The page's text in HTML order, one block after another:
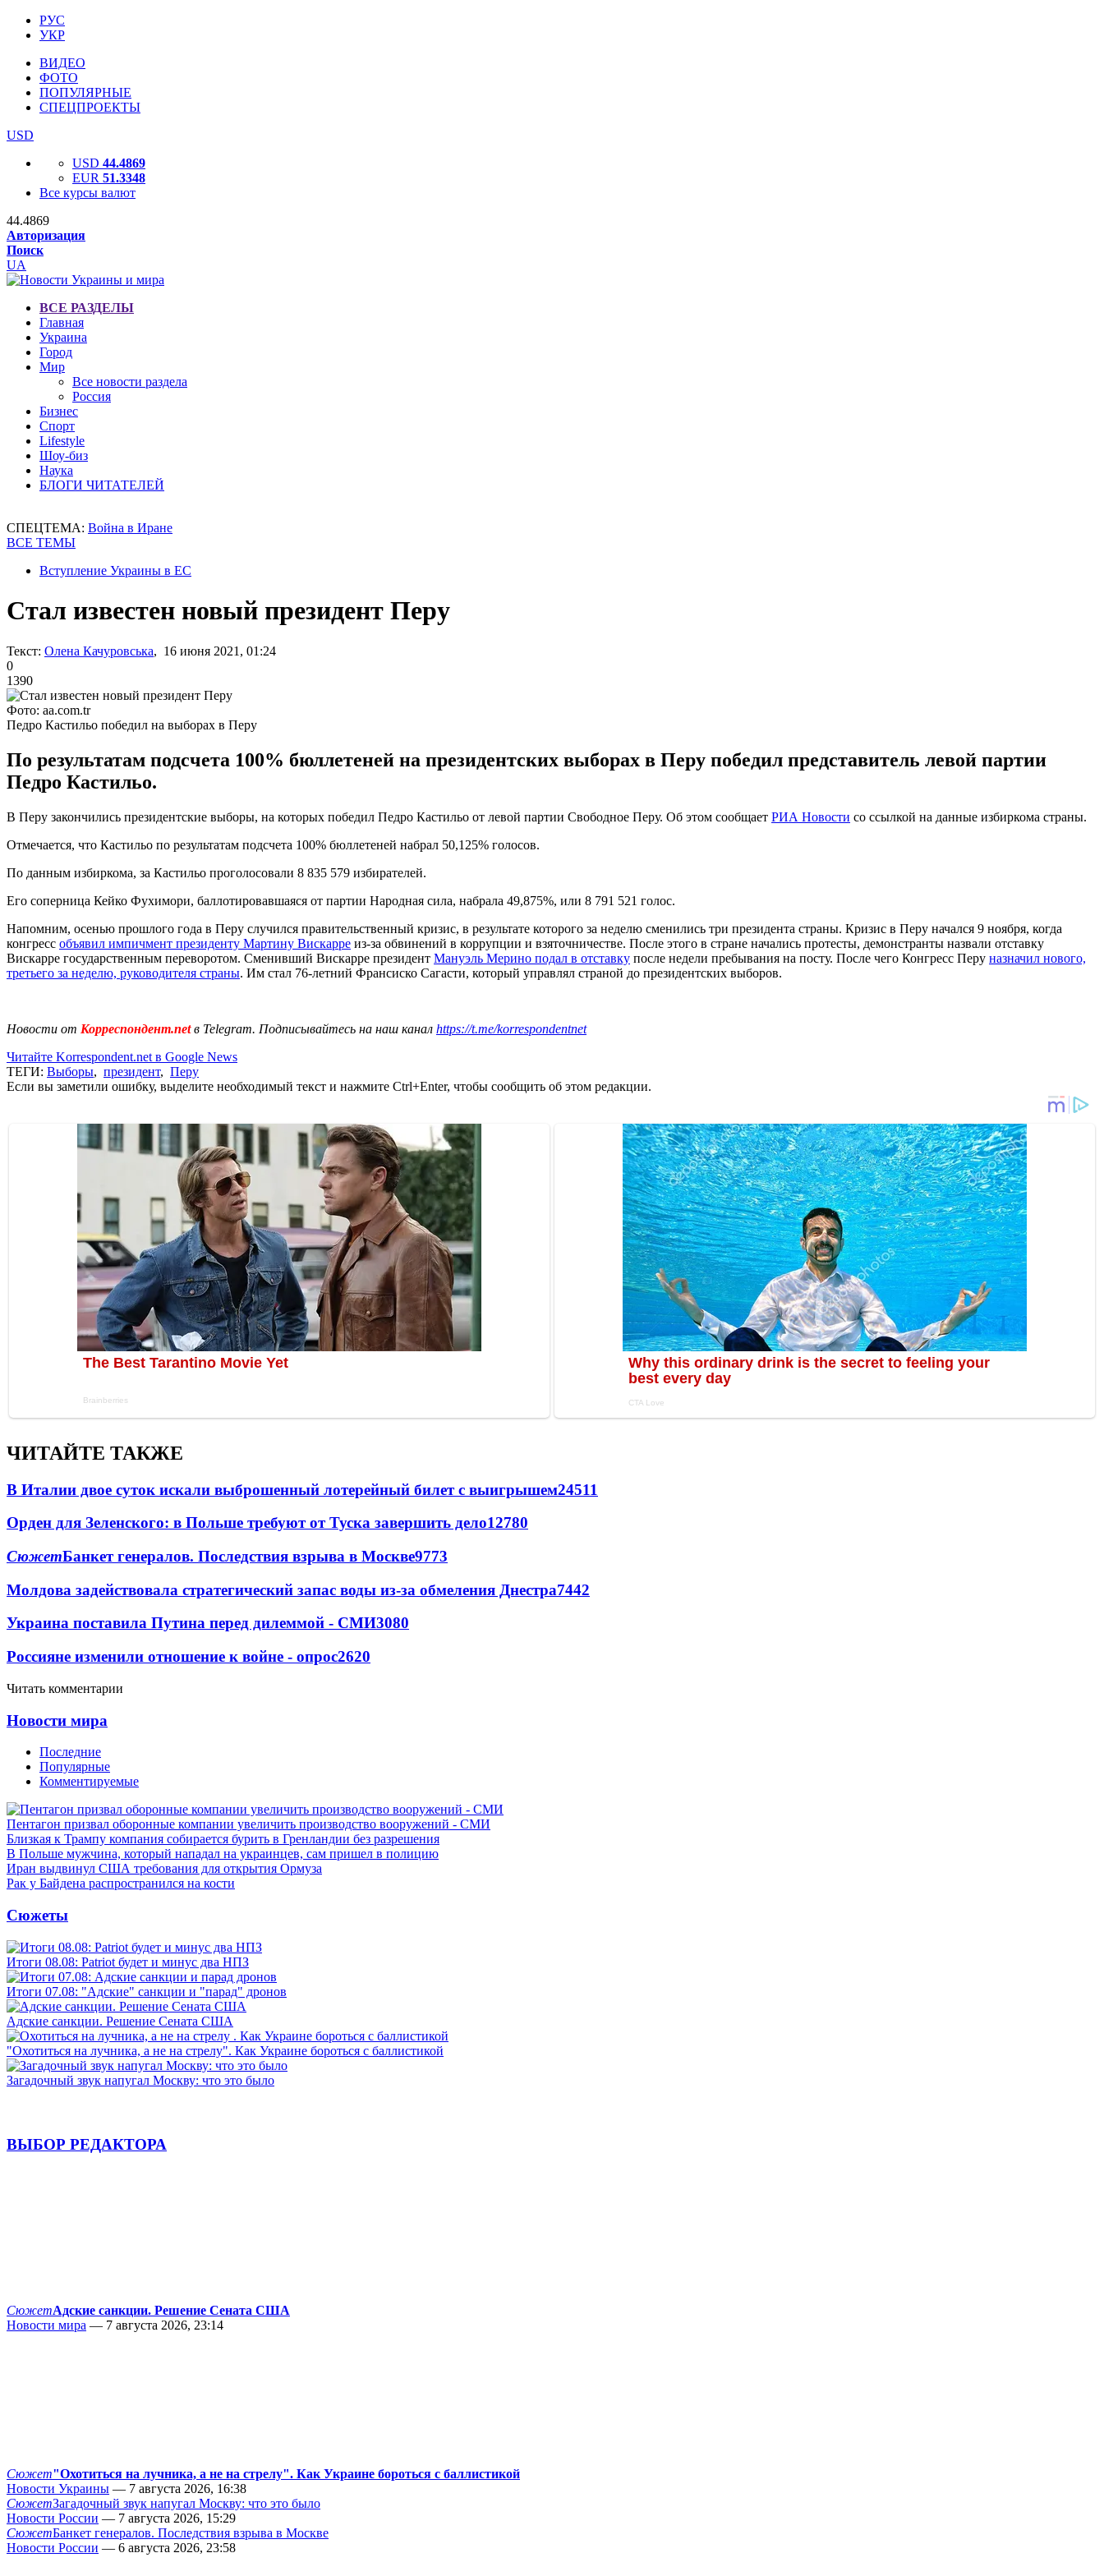
РУС
УКР
ВИДЕО
ФОТО
ПОПУЛЯРНЫЕ
СПЕЦПРОЕКТЫ
USD
USD 44.4869
EUR 51.3348
Все курсы валют
44.4869
Авторизация
Поиск
UA
ВСЕ РАЗДЕЛЫ
Главная
Украина
Город
Мир
Все новости раздела
Россия
Бизнес
Спорт
Lifestyle
Шоу-биз
Наука
БЛОГИ ЧИТАТЕЛЕЙ
СПЕЦТЕМА: Война в Иране
ВСЕ ТЕМЫ
Вступление Украины в ЕС
Стал известен новый президент Перу
Текст: Олена Качуровська, 16 июня 2021, 01:24
0
1390
Фото: aa.com.tr
Педро Кастильо победил на выборах в Перу
По результатам подсчета 100% бюллетеней на президентских выборах в Перу победил представитель левой партии
Педро Кастильо.
В Перу закончились президентские выборы, на которых победил Педро Кастильо от левой партии Свободное Перу. Об этом сообщает РИА Новости со ссылкой на данные избиркома страны.
Отмечается, что Кастильо по результатам подсчета 100% бюллетеней набрал 50,125% голосов.
По данным избиркома, за Кастильо проголосовали 8 835 579 избирателей.
Его соперница Кейко Фухимори, баллотировавшаяся от партии Народная сила, набрала 49,875%, или 8 791 521 голос.
Напомним, осенью прошлого года в Перу случился правительственный кризис, в результате которого за неделю сменились три президента страны. Кризис в Перу начался 9 ноября, когда
конгресс объявил импичмент президенту Мартину Вискарре из-за обвинений в коррупции и взяточничестве. После этого в стране начались протесты, демонстранты назвали отставку
Вискарре государственным переворотом. Сменивший Вискарре президент Мануэль Мерино подал в отставку после недели пребывания на посту. После чего Конгресс Перу назначил нового,
третьего за неделю, руководителя страны. Им стал 76-летний Франсиско Сагасти, который управлял страной до президентских выборов.
Новости от Корреспондент.netв Telegram. Подписывайтесь на наш канал https://t.me/korrespondentnet
Читайте Korrespondent.net в Google News
ТЕГИ: Выборы, президент, Перу
Если вы заметили ошибку, выделите необходимый текст и нажмите Ctrl+Enter, чтобы сообщить об этом редакции.
ЧИТАЙТЕ ТАКЖЕ
В Италии двое суток искали выброшенный лотерейный билет с выигрышем24511
Орден для Зеленского: в Польше требуют от Туска завершить дело12780
СюжетБанкет генералов. Последствия взрыва в Москве9773
Молдова задействовала стратегический запас воды из-за обмеления Днестра7442
Украина поставила Путина перед дилеммой - СМИ3080
Россияне изменили отношение к войне - опрос2620
Читать комментарии
Новости мира
Последние
Популярные
Комментируемые
Пентагон призвал оборонные компании увеличить производство вооружений - СМИ
Близкая к Трампу компания собирается бурить в Гренландии без разрешения
В Польше мужчина, который нападал на украинцев, сам пришел в полицию
Иран выдвинул США требования для открытия Ормуза
Рак у Байдена распространился на кости
Сюжеты
Итоги 08.08: Patriot будет и минус два НПЗ
Итоги 07.08: "Адские" санкции и "парад" дронов
Адские санкции. Решение Сената США
"Охотиться на лучника, а не на стрелу". Как Украине бороться с баллистикой
Загадочный звук напугал Москву: что это было
ВЫБОР РЕДАКТОРА
СюжетАдские санкции. Решение Сената США
Новости мира — 7 августа 2026, 23:14
Сюжет"Охотиться на лучника, а не на стрелу". Как Украине бороться с баллистикой
Новости Украины — 7 августа 2026, 16:38
СюжетЗагадочный звук напугал Москву: что это было
Новости России — 7 августа 2026, 15:29
СюжетБанкет генералов. Последствия взрыва в Москве
Новости России — 6 августа 2026, 23:58